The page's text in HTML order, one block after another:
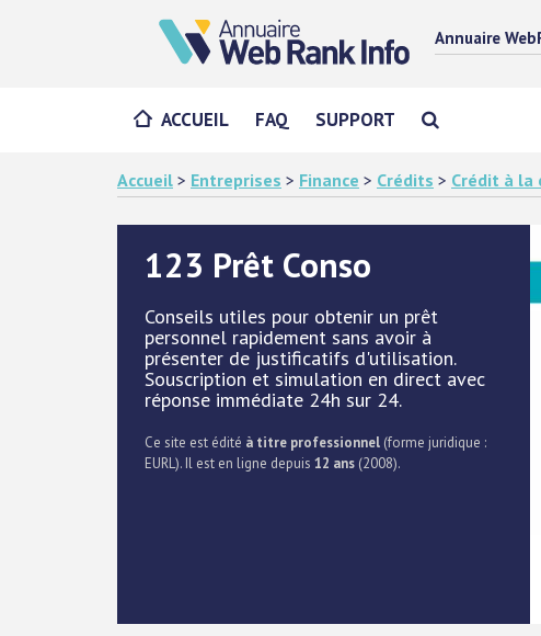
Annuaire
ACCUEIL FAQ SUPPORT
Accueil > Entreprises > Finance > Crédits > Crédit à la
123 Prêt Conso
Conseils utiles pour obtenir un prêt
personnel rapidement sans avoir à
présenter de justificatifs d'utilisation.
Souscription et simulation en direct avec
réponse immédiate 24h sur 24.
Ce site est édité à titre professionnel (forme juridique :
EURL). Il est en ligne depuis 12 ans (2008).